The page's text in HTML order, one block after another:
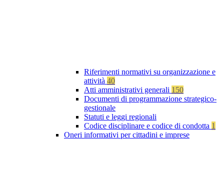
Riferimenti normativi su organizzazione e
attività 40
Atti amministrativi generali 150
Documenti di programmazione strategico-
gestionale
Statuti e leggi regionali
Codice disciplinare e codice di condotta 1
Oneri informativi per cittadini e imprese